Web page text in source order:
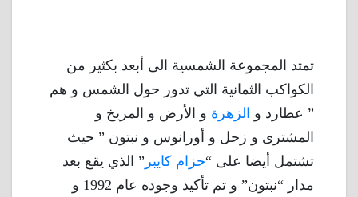
تمتد المجموعة الشمسية الى أبعد بكثير من
الكواكب الثمانية التي تدور حول الشمس و هم
” عطارد و الزهرة و الأرض و المريخ و
المشترى و زحل و أورانوس و نبتون ” حيث
تشتمل أيضا على “حزام كايبر ” الذي يقع بعد
مدار “نبتون” و تم تأكيد وجوده عام 1992 و